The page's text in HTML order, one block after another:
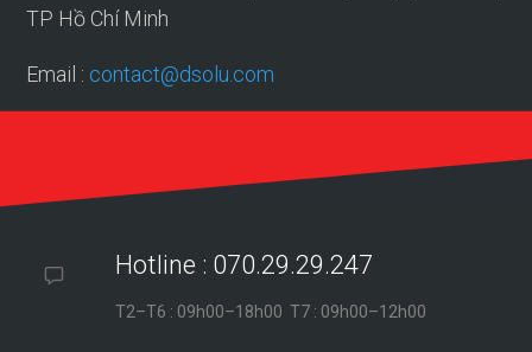
TP Hồ Chí Minh
Email : contact@dsolu.com
Hotline : 070.29.29.247
T2–T6 : 09h00–18h00 T7 : 09h00–12h00